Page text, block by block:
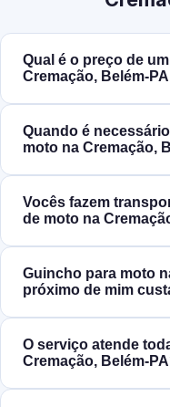
Qual é o preço de
Cremação,
Quando é
moto na Cremação,
Vocês fazem
de moto na
Guincho para moto
próximo de mim
O serviço atende
Cremação,